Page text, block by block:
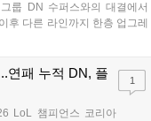
룹 DN 수퍼스와의 대결에서
후 다른 라인까지 한층 업그레
승을 달렸다. 경기 종료 후 기
연패 누적 DN, 플
LoL 챔피언스 코리아
1